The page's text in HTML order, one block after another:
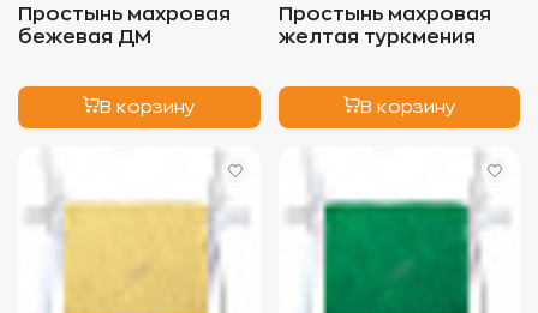
Простынь махровая
бежевая ДМ
В корзину
Простынь махровая
желтая туркмения
В корзину